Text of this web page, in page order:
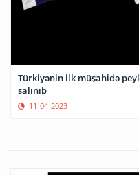
Türkiyənin ilk müşahidə
salınıb
11-04-2023